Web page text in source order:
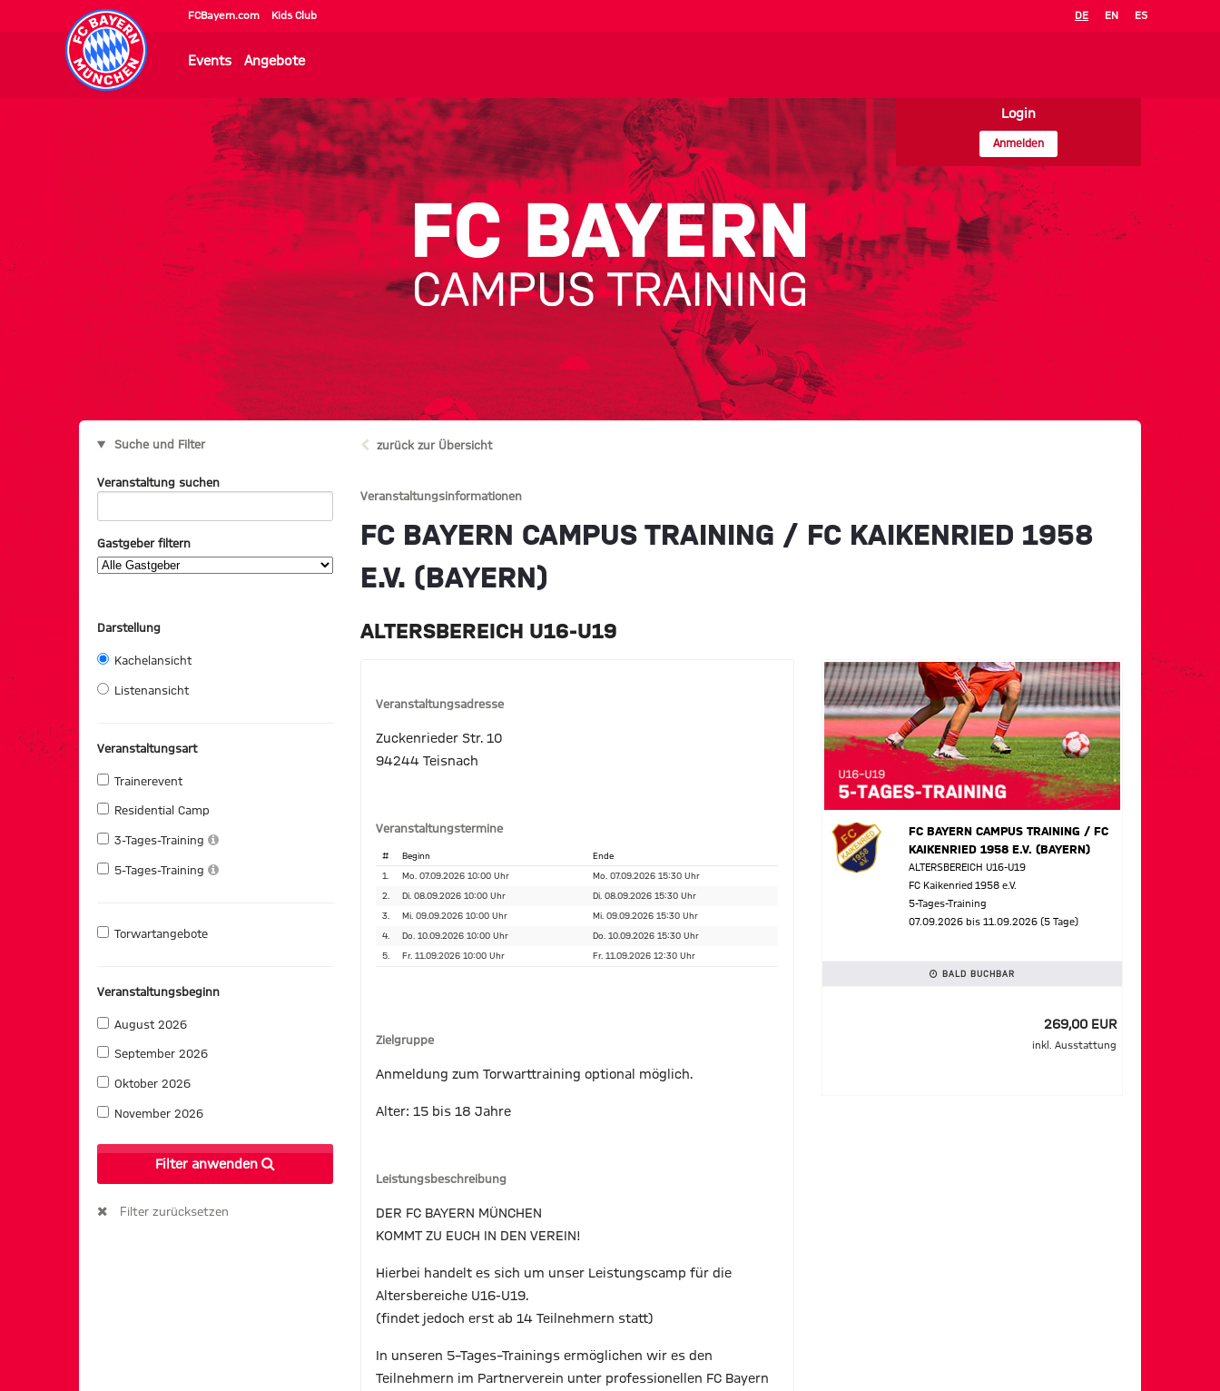
FCBayern.com Kids Club DE EN ES
Events Angebote
Login
Anmelden
Suche und Filter
Veranstaltung suchen
Gastgeber filtern
Darstellung
Kachelansicht
Listenansicht
Veranstaltungsart
Trainerevent
Residential Camp
3-Tages-Training
5-Tages-Training
Torwartangebote
Veranstaltungsbeginn
August 2026
September 2026
Oktober 2026
November 2026
Filter anwenden
Filter zurücksetzen
zurück zur Übersicht
Veranstaltungsinformationen
FC BAYERN CAMPUS TRAINING / FC KAIKENRIED 1958
E.V. (BAYERN)
ALTERSBEREICH U16-U19
Veranstaltungsadresse
Zuckenrieder Str. 10
94244 Teisnach
Veranstaltungstermine
# Beginn Ende
1. Mo. 07.09.2026 10:00 Uhr Mo. 07.09.2026 15:30 Uhr
2. Di. 08.09.2026 10:00 Uhr Di. 08.09.2026 15:30 Uhr
3. Mi. 09.09.2026 10:00 Uhr Mi. 09.09.2026 15:30 Uhr
4. Do. 10.09.2026 10:00 Uhr Do. 10.09.2026 15:30 Uhr
5. Fr. 11.09.2026 10:00 Uhr Fr. 11.09.2026 12:30 Uhr
Zielgruppe
Anmeldung zum Torwarttraining optional möglich.
Alter: 15 bis 18 Jahre
Leistungsbeschreibung
DER FC BAYERN MÜNCHEN
KOMMT ZU EUCH IN DEN VEREIN!
Hierbei handelt es sich um unser Leistungscamp für die
Altersbereiche U16-U19.
(findet jedoch erst ab 14 Teilnehmern statt)
In unseren 5–Tages–Trainings ermöglichen wir es den
Teilnehmern im Partnerverein unter professionellen FC Bayern
FC BAYERN CAMPUS TRAINING / FC
KAIKENRIED 1958 E.V. (BAYERN)
ALTERSBEREICH U16-U19
FC Kaikenried 1958 e.V.
5-Tages-Training
07.09.2026 bis 11.09.2026 (5 Tage)
BALD BUCHBAR
269,00 EUR
inkl. Ausstattung